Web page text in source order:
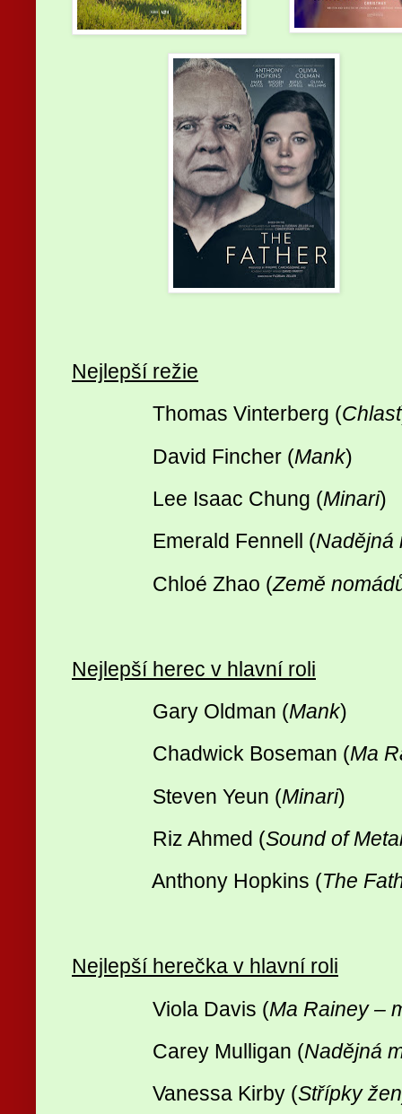
Nejlepší režie
Thomas Vinterberg (Chlast
David Fincher (Mank)
Lee Isaac Chung (Minari)
Emerald Fennell (Nadějná
Chloé Zhao (Země
Nejlepší herec v hlavní roli
Gary Oldman (Mank)
Chadwick Boseman (Ma
Steven Yeun (Minari)
Riz Ahmed (Sound of
Anthony Hopkins (The
Nejlepší herečka v hlavní roli
Viola Davis (Ma Rainey –
Carey Mulligan (Nadějná
Vanessa Kirby (Střípky